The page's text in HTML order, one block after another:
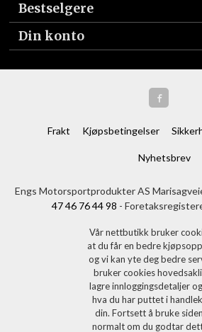
Bestselgere
Din konto
Frakt Kjøpsbetingelser
Nyhetsbrev
Engs Motorsportprodukter AS
47 46 76 44 98 -
Vår nettbutikk bruker
at du får en bedre
og vi kan yte deg bedre
bruker cookies
lagre innloggingsdetaljer
hva du har puttet i
din. Fortsett å bruke
normalt om du godtar